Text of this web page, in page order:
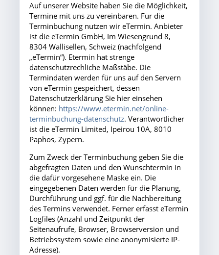
Auf unserer Website haben Sie die Möglichkeit,
Termine mit uns zu vereinbaren. Für die
Terminbuchung nutzen wir eTermin. Anbieter
ist die eTermin GmbH, Im Wiesengrund 8,
8304 Wallisellen, Schweiz (nachfolgend
„eTermin“). Etermin hat strenge
datenschutzrechliche Maßstäbe. Die
Termindaten werden für uns auf den Servern
von eTermin gespeichert, dessen
Datenschutzerklärung Sie hier einsehen
können: https://www.etermin.net/online-
terminbuchung-datenschutz. Verantwortlicher
ist die eTermin Limited, Ipeirou 10A, 8010
Paphos, Zypern.
Zum Zweck der Terminbuchung geben Sie die
abgefragten Daten und den Wunschtermin in
die dafür vorgesehene Maske ein. Die
eingegebenen Daten werden für die Planung,
Durchführung und ggf. für die Nachbereitung
des Termins verwendet. Ferner erfasst eTermin
Logfiles (Anzahl und Zeitpunkt der
Seitenaufrufe, Browser, Browserversion und
Betriebssystem sowie eine anonymisierte IP-
Adresse).